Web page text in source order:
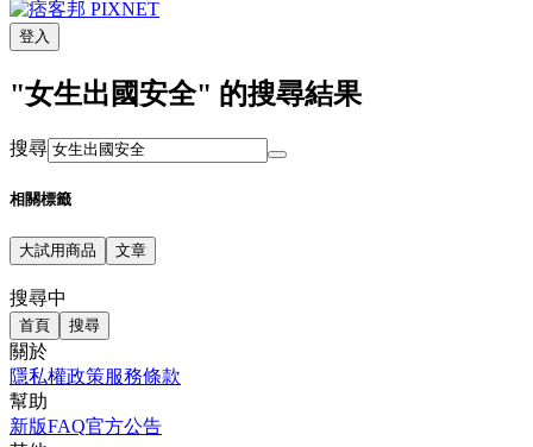
登入
"女生出國安全" 的搜尋結果
搜尋
相關標籤
大試用商品 文章
搜尋中
首頁 搜尋
關於
隱私權政策服務條款
幫助
新版FAQ官方公告